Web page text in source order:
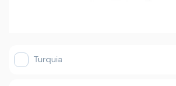
Turquia